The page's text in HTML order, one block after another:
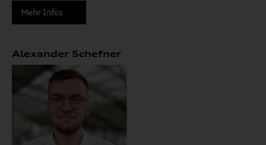
Mehr Infos
Alexander Schefner